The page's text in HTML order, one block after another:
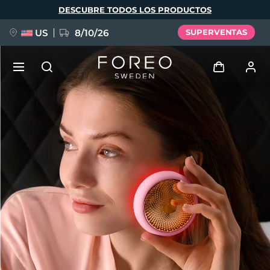
DESCUBRE TODOS LOS PRODUCTOS
US 8/10/26 SUPERVENTAS
Iniciar sesión
Perfil de usuario
Mis dispositivos
Mis pedidos
Mis direcciones
Mis suscripciones
FAQ™ Pure Beauty-Tech Elixir
BREAKING NEWS
issa™ Teeth Whitening Set
Idioma
Deutsch
Español
Français
Italiano
Português
Polski
Svenska
Русский
Türkçe
简体中文 繁體中文